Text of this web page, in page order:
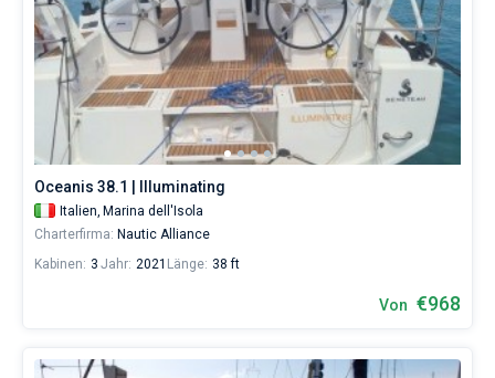
Oceanis 38.1 | Illuminating
Italien, Marina dell'Isola
Charterfirma: Nautic Alliance
Kabinen: 3 Jahr: 2021 Länge: 38 ft
Von €968